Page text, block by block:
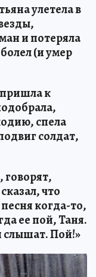
улетела в
и потеряла
(и умер
к
спела
солдат,
говорят,
что
когда-то,
ее пой, Таня.
слышат. Пой!»